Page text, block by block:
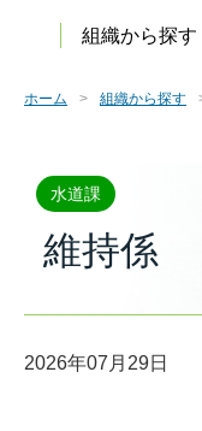
組織から探す
ホーム 組織から探す
水道課
維持係
2026年07月29日